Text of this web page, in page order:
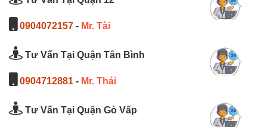
0904072157 - Mr. Tài
Tư Vấn Tại Quận Tân Bình
0904712881 - Mr. Thái
Tư Vấn Tại Quận Gò Vấp